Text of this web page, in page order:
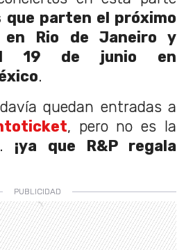
que parten el próximo
Rio de Janeiro y
19 de junio en
.
quedan entradas a
, pero no es la
¡ya que R&P regala